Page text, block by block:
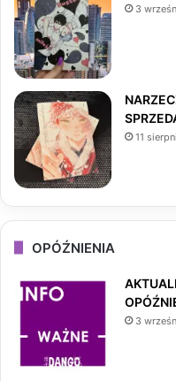
k
3
11
OPÓŹNIENIA
3